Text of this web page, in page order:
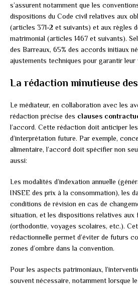
s’assurent notamment que les
dispositions du Code civil relatives aux
(articles 371-2 et suivants) et aux règles
matrimonial (articles 1467 et suivants).
des Barreaux, 65% des accords initiaux
ajustements techniques pour garantir leur
La rédaction minutieuse
Le médiateur, en collaboration avec les
rédaction précise des clauses
l’accord. Cette rédaction doit anticiper
d’interprétation future. Par exemple,
alimentaire, l’accord doit spécifier non
aussi:
Les modalités d’indexation annuelle
INSEE des prix à la consommation), les
conditions de révision en cas de
situation, et les dispositions relatives aux
(orthodontie, voyages scolaires, etc.).
rédactionnelle permet d’éviter de futurs
zones d’ombre dans la convention.
Pour les aspects patrimoniaux,
souvent nécessaire, notamment lorsque